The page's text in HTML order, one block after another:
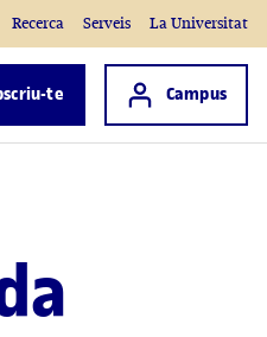
Recerca Serveis La Universitat
te Accés a
Campus